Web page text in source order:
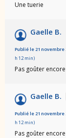
Une tuerie
Gaelle B.
Publié le 21 novembre
h 12 min)
Pas goûter encore
Gaelle B.
Publié le 21 novembre
h 12 min)
Pas goûter encore